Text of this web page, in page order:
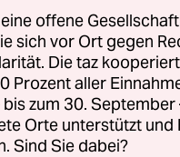
Spende
offene
sich vor Ort gegen
Die taz
Prozent aller
zum 30.
Orte unterstützt und
Sind Sie dabei?